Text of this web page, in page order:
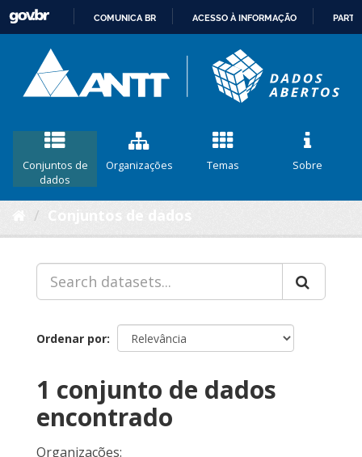
CONTEÚDO
COMUNICA BR ACESSO À INFORMAÇÃO
Conjuntos de
dados
Organizações Temas Sobre
Ordenar por
1 conjunto de dados
encontrado
Organizações: